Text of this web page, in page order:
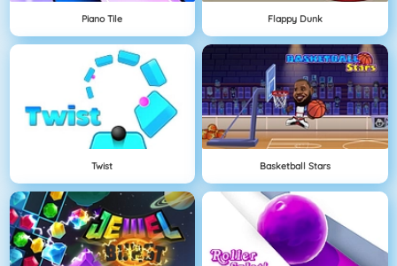
Piano Tile Flappy Dunk
Twist Basketball Stars